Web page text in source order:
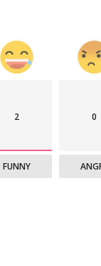
2
FUNNY
0